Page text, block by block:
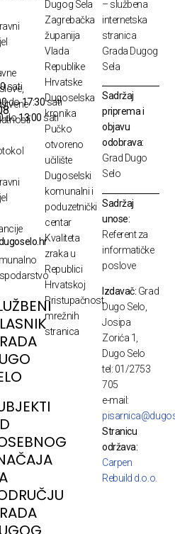
sati
do17:30sati
do13:00 sati
Dugog Sela
Zagrebačka
županija
Vlada
Republike
Hrvatske
Dugoselska
kronika
Pučko
otvoreno
učilište
Dugoselski
komunalni i
poduzetnički
centar
Kvaliteta
zraka u
Republici
Hrvatskoj
Pristupačnost
mrežnih
stranica
– službena
internetska
stranica
Grada Dugog
Sela
Sadržaj
priprema i
objavu
odobrava:
Grad Dugo
Selo
Sadržaj
unose:
Referent za
informatičke
poslove
Izdavač: Grad
Dugo Selo,
Josipa
Zorića 1,
Dugo Selo
tel: 01/2753
705
e-mail:
Stranicu
održava:
Carpen
Rebuild d.o.o.